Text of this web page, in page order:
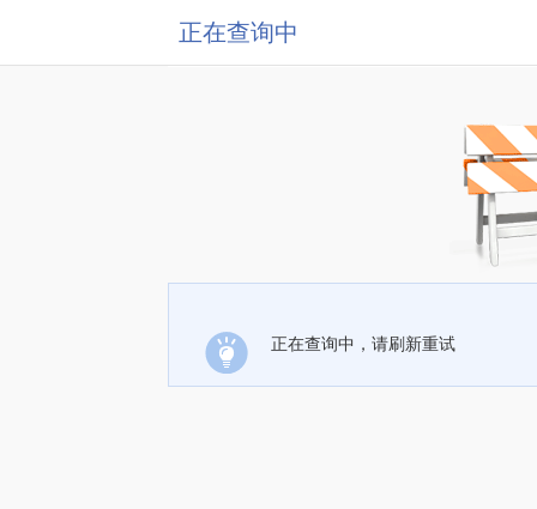
正在查询中
正在查询中，请刷新重试